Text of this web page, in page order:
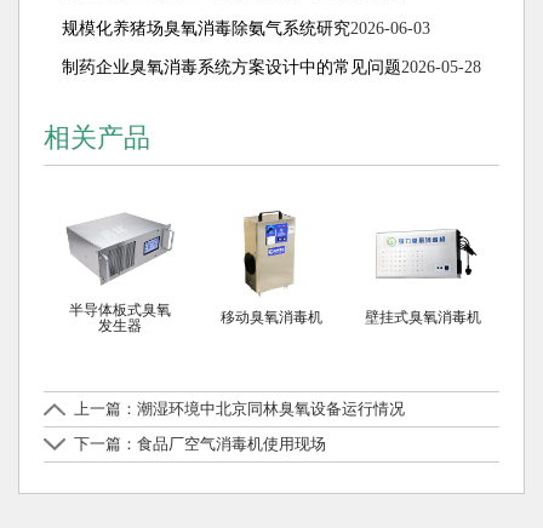
规模化养猪场臭氧消毒除氨气系统研究2026-06-03
制药企业臭氧消毒系统方案设计中的常见问题2026-05-28
相关产品
半导体板式臭氧
发生器
移动臭氧消毒机 壁挂式臭氧消毒机
上一篇：潮湿环境中北京同林臭氧设备运行情况
下一篇：食品厂空气消毒机使用现场